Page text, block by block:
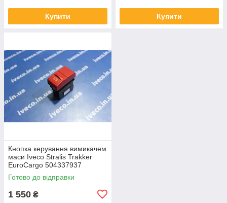
Купити Купити
Кнопка керування вимикачем
маси Iveco Stralis Trakker
EuroCargo 504337937
Готово до відправки
1 550 ₴